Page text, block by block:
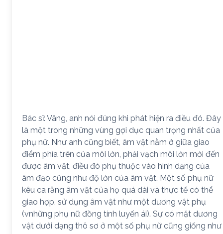
Bác sĩ: Vâng, anh nói đúng khi phát hiện ra điều đó. Đây
là một trong những vùng gợi dục quan trọng nhất của
phụ nữ. Như anh cũng biết, âm vật nằm ở giữa giao
điểm phía trên của môi lớn, phải vạch môi lớn mới đến
được âm vật, điều đó phụ thuộc vào hình dạng của
âm đạo cũng như độ lớn của âm vật. Một số phụ nữ
kêu ca rằng âm vật của họ quá dài và thực tế có thể
giao hợp, sử dụng âm vật như một dương vật phụ
(vnhững phụ nữ đồng tính luyến ái). Sự có mặt dương
vật dưới dạng thô sơ ở một số phụ nữ cũng giống như